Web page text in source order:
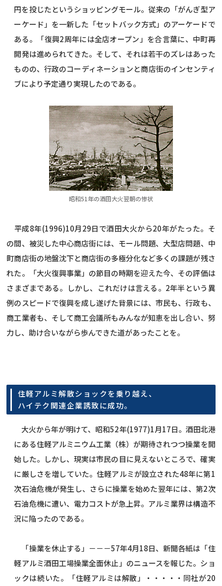
円を投じたというショッピングモール。従来の「がんぎ型ア
ーケード」を一新した「セットバック方式」のアーケードで
ある。「復興2周年には全店オープン」を合言葉に、中町再
開発は進められてきた。そして、それは若干のズレはあった
ものの、行政のコーディネーションと商店街のインセンティ
ブにより予定通り実現したのである。
昭和51年の酒田大火翌朝の惨状
平成8年(1996)10月29日で酒田大火から20年がたった。そ
の間、被災した中心商店街には、モール問題、大型店問題、中
町商店街の地盤沈下と商店街の多極分化など多くの課題が残さ
れた。「大火復興事業」の節目の時期を迎えた今、その評価は
さまざまである。しかし、これだけは言える。2年半という異
例のスピードで復興を成し遂げた背景には、市民も、行政も、
商工業者も、そして商工会議所もみんなが知恵を出し合い、努
力し、助け合いながら歩んできた道があったことを。
住軽アルミ解散ショックを乗り越え、
ハイテク関連企業誘致に成功。
大火から年が明けて、昭和52年(1977)1月17日。酒田北港
にある住軽アルミニウム工業（株）が期待されつつ操業を開
始した。しかし、現実は市民の目に見えないところで、確実
に厳しさを増していた。住軽アルミが設立された48年に第1
次石油危機が発生し、さらに操業を始めた翌年には、第2次
石油危機に遭い、電力コストが急上昇。アルミ業界は構造不
況に陥ったのである。
「操業を休止する」－－－57年4月18日、新聞各紙は「住
軽アルミ酒田工場操業全面休止」のニュースを報じた。ショ
ックは続いた。「住軽アルミは解散」・・・・・同社が20